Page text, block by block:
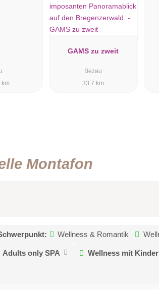
km
GAMS zu zweit
Bezau
33.7 km
Montafon
Wellness & Romantik
Adults only SPA Wellness mit